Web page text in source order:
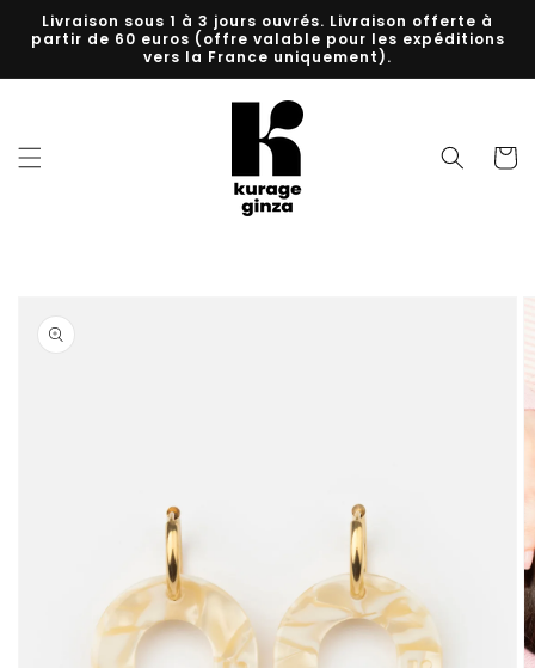
passer
au
Livraison sous 1 à 3 jours ouvrés. Livraison offerte à
partir de 60 euros (offre valable pour les expéditions
vers la France uniquement).
Panier
informations
produits
Ouvrir
les
supports